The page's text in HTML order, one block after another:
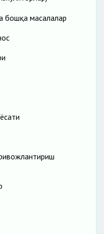
бошқа масалалар